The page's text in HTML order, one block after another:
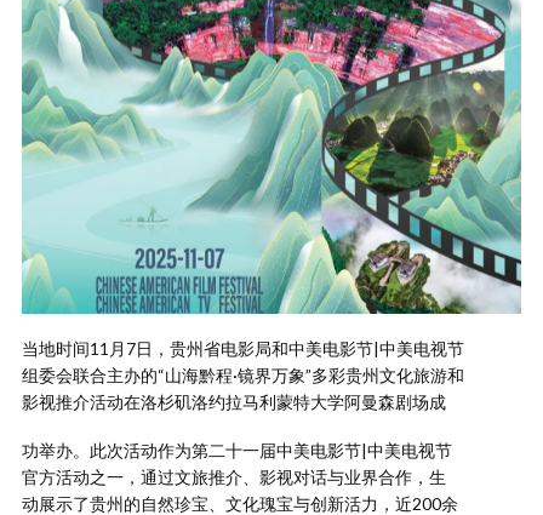
当地时间11月7日，贵州省电影局和中美电影节|中美电视节
组委会联合主办的“山海黔程·镜界万象”多彩贵州文化旅游和
影视推介活动在洛杉矶洛约拉马利蒙特大学阿曼森剧场成
功举办。此次活动作为第二十一届中美电影节|中美电视节
官方活动之一，通过文旅推介、影视对话与业界合作，生
动展示了贵州的自然珍宝、文化瑰宝与创新活力，近200余